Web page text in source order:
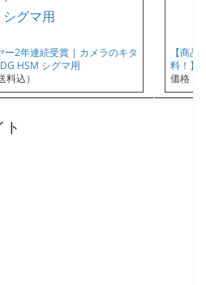
ー2年連続受賞 | カメラのキタ
HSM シグマ用
込）
【商
料！】
価格：